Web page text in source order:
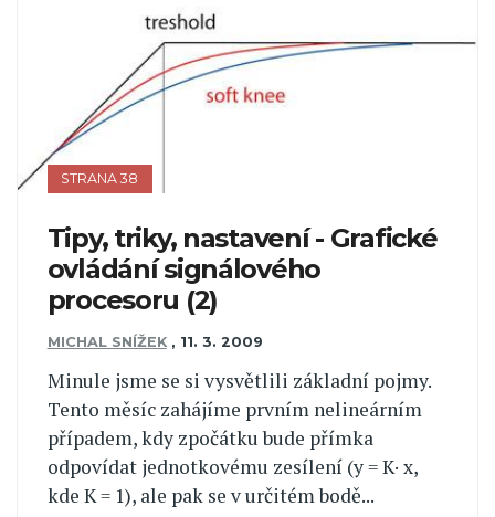
STRANA 38
Tipy, triky, nastavení - Grafické
ovládání signálového
procesoru (2)
MICHAL SNÍŽEK , 11. 3. 2009
Minule jsme se si vysvětlili základní pojmy.
Tento měsíc zahájíme prvním nelineárním
případem, kdy zpočátku bude přímka
odpovídat jednotkovému zesílení (y = K· x,
kde K = 1), ale pak se v určitém bodě...